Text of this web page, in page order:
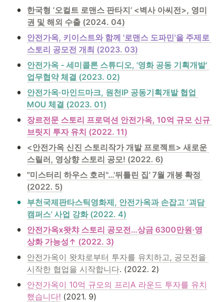
•
한국형 ‘오컬트 로맨스 판타지’ <벽사 아씨전>, 영미
권 및 해외 수출 (2024. 04)
•
안전가옥, 키이스트와 함께 '로맨스 도파민'을 주제로
스토리 공모전 개최 (2023. 03)
•
안전가옥 - 세미콜론 스튜디오, '영화 공동 기획개발'
업무협약 체결 (2023. 02)
•
안전가옥·마인드마크, 원천IP 공동기획개발 협업
MOU 체결 (2023. 01)
•
장르전문 스토리 프로덕션 안전가옥, 10억 규모 신규
브릿지 투자 유치 (2022. 11)
•
<안전가옥 신진 스토리작가 개발 프로젝트> 새로운
스릴러, 영상향 스토리 공모! (2022. 6)
•
"미스터리 하우스 호러"…'뒤틀린 집' 7월 개봉 확정
(2022. 5)
•
부천국제판타스틱영화제, 안전가옥과 손잡고 ‘괴담
캠퍼스’ 사업 강화 (2022. 4)
•
안전가옥x왓챠 스토리 공모전…상금 6300만원·영
상화 가능성↑ (2022. 3)
•
안전가옥이 왓챠로부터 투자를 유치하고, 공모전을
시작한 협업을 시작합니다. (2022. 2)
•
안전가옥이 10억 규모의 프리A 라운드 투자를 유치
했습니다! (2021. 9)